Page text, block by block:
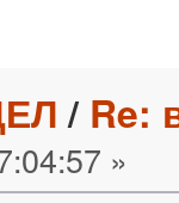
/ Re:
»